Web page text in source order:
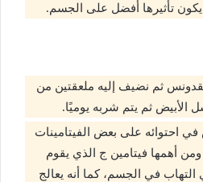
يكون تأثيرها أفضل على الجسم.
ثم نضيف إليه ملعقتين من
الأبيض ثم يتم شربه يوميًا.
احتوائه على بعض الفيتامينات
أهمها فيتامين ج الذي يقوم
في الجسم، كما أنه يعالج